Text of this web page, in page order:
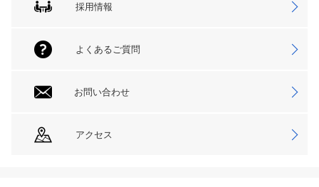
採用情報
よくあるご質問
お問い合わせ
アクセス